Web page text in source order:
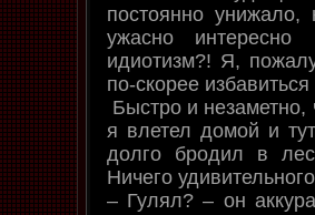
постоянно
ужасно
идиотизм?! Я,
по-скорее
Быстро и
я влетел домой и
долго бродил в
Ничего
– Гулял? – он